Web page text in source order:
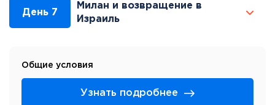
День 7
Милан и возвращение в
Израиль
Общие условия
Узнать подробнее